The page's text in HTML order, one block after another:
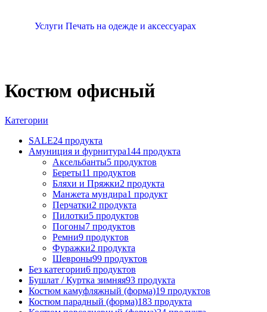
Услуги Печать на одежде и аксессуарах
Костюм офисный
Категории
SALE24 продукта
Амуниция и фурнитура144 продукта
Аксельбанты5 продуктов
Береты11 продуктов
Бляхи и Пряжки2 продукта
Манжета мундира1 продукт
Перчатки2 продукта
Пилотки5 продуктов
Погоны7 продуктов
Ремни9 продуктов
Фуражки2 продукта
Шевроны99 продуктов
Без категории6 продуктов
Бушлат / Куртка зимняя93 продукта
Костюм камуфляжный (форма)19 продуктов
Костюм парадный (форма)183 продукта